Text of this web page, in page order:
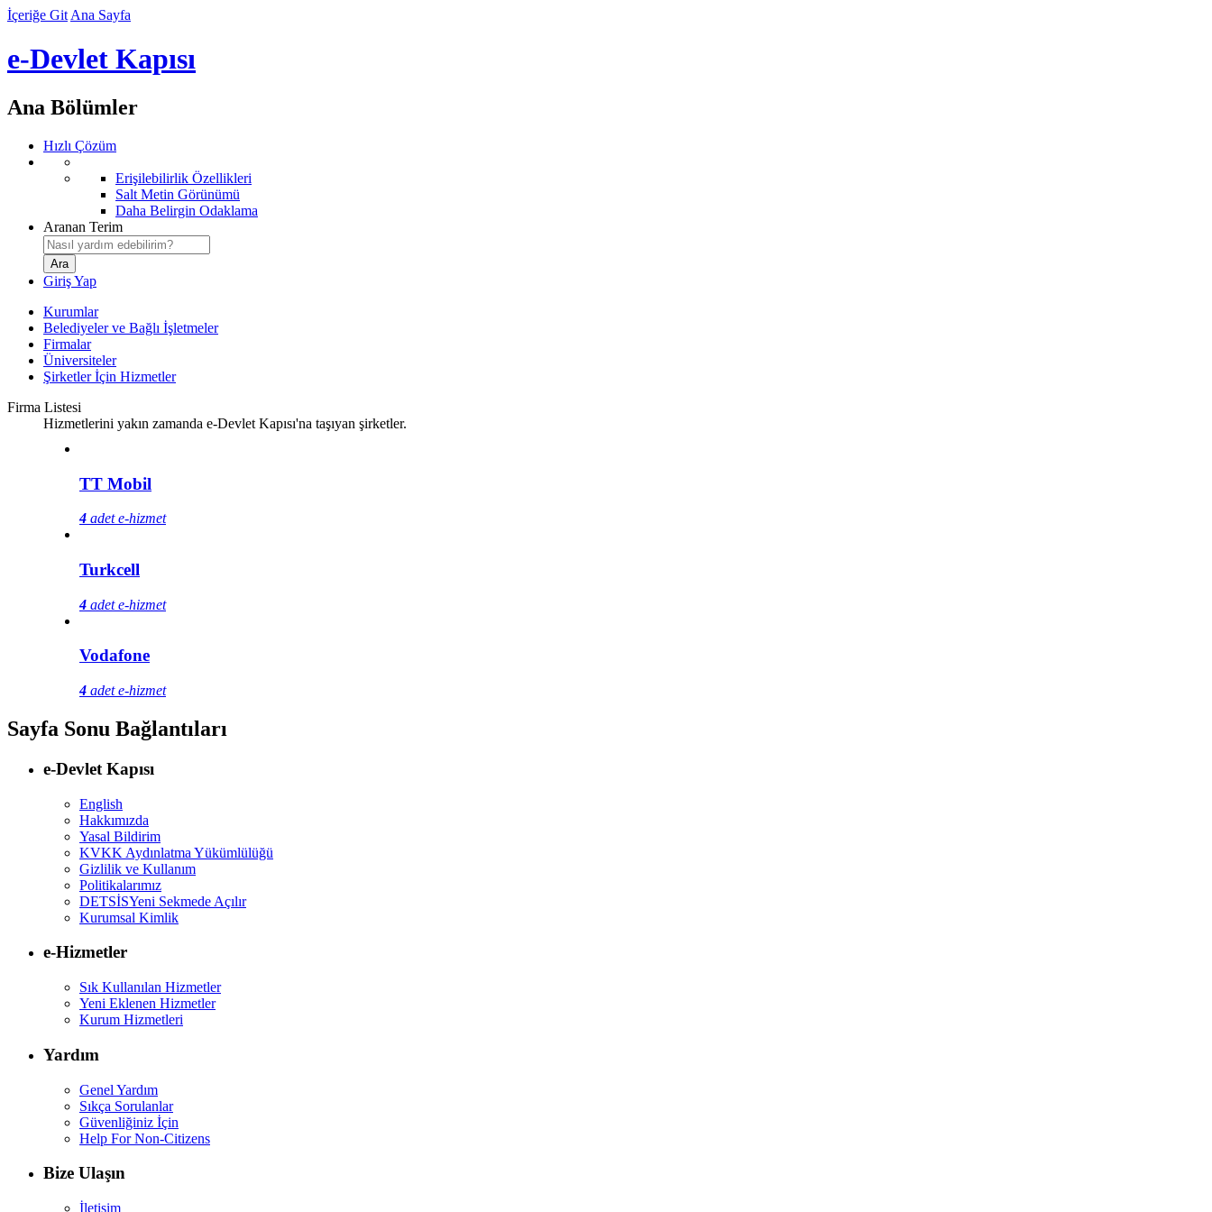
İçeriğe Git Ana Sayfa
e-Devlet Kapısı
Ana Bölümler
Hızlı Çözüm
Erişilebilirlik Özellikleri
Salt Metin Görünümü
Daha Belirgin Odaklama
Aranan Terim
Giriş Yap
Kurumlar
Belediyeler ve Bağlı İşletmeler
Firmalar
Üniversiteler
Şirketler İçin Hizmetler
Firma Listesi
Hizmetlerini yakın zamanda e-Devlet Kapısı'na taşıyan şirketler.
TT Mobil
4 adet e-hizmet
Turkcell
4 adet e-hizmet
Vodafone
4 adet e-hizmet
Sayfa Sonu Bağlantıları
e-Devlet Kapısı
English
Hakkımızda
Yasal Bildirim
KVKK Aydınlatma Yükümlülüğü
Gizlilik ve Kullanım
Politikalarımız
DETSİSYeni Sekmede Açılır
Kurumsal Kimlik
e-Hizmetler
Sık Kullanılan Hizmetler
Yeni Eklenen Hizmetler
Kurum Hizmetleri
Yardım
Genel Yardım
Sıkça Sorulanlar
Güvenliğiniz İçin
Help For Non-Citizens
Bize Ulaşın
İletişim